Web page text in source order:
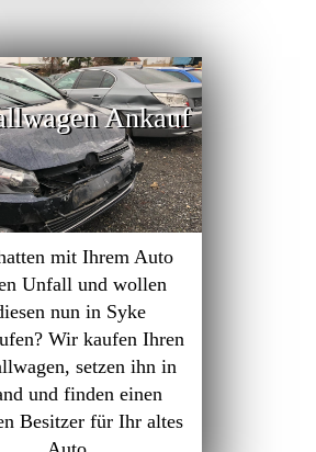
Ankauf
mit Ihrem Auto
Unfall und wollen
nun in Syke
Wir kaufen Ihren
setzen ihn in
und finden einen
Besitzer für Ihr altes